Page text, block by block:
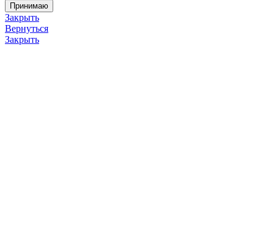
Принимаю
Закрыть
Вернуться
Закрыть